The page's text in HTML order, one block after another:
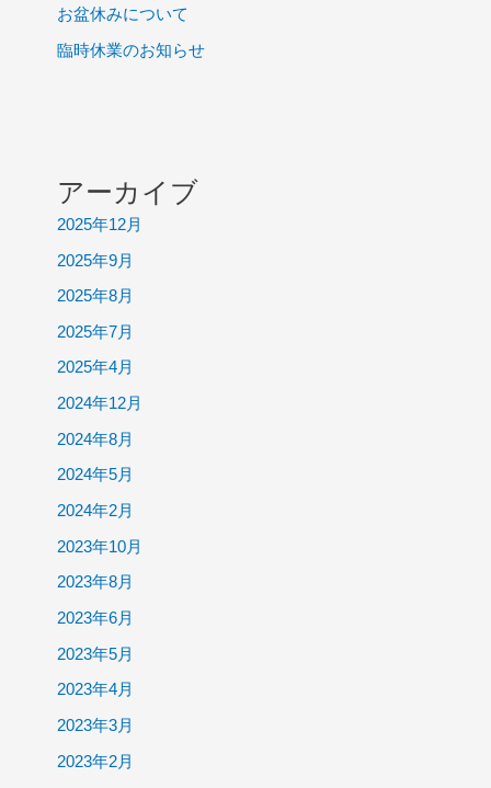
お盆休みについて
臨時休業のお知らせ
アーカイブ
2025年12月
2025年9月
2025年8月
2025年7月
2025年4月
2024年12月
2024年8月
2024年5月
2024年2月
2023年10月
2023年8月
2023年6月
2023年5月
2023年4月
2023年3月
2023年2月